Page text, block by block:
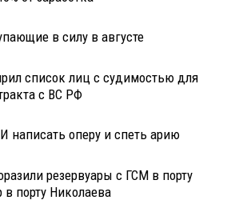
в силу в августе
список лиц с судимостью для
с ВС РФ
написать оперу и спеть арию
резервуары с ГСМ в порту
порту Николаева